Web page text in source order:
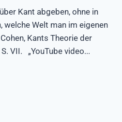
Kant abgeben, ohne in
welche Welt man im eigenen
Kants Theorie der
VII. „YouTube video...